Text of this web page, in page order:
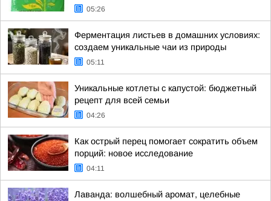
05:26
Ферментация листьев в домашних условиях:
создаем уникальные чаи из природы
05:11
Уникальные котлеты с капустой: бюджетный
рецепт для всей семьи
04:26
Как острый перец помогает сократить объем
порций: новое исследование
04:11
Лаванда: волшебный аромат, целебные